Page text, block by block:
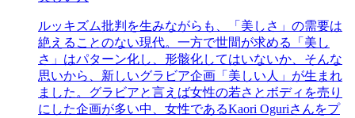
ルッキズム批判を生みながらも、「美しさ」の需要は
絶えることのない現代。一方で世間が求める「美し
さ」はパターン化し、形骸化してはいないか、そんな
思いから、新しいグラビア企画「美しい人」が生まれ
ました。グラビアと言えば女性の若さとボディを売り
にした企画が多い中、女性であるKaori Oguriさんをプ